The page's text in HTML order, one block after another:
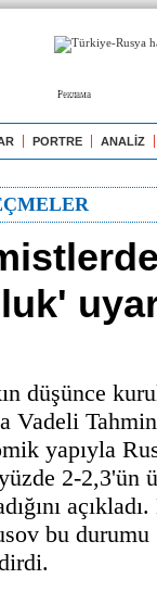
Реклама
PORTRE ANALİZ
düşünce
Vadeli
yapıyla
2-2,3'ün
bu